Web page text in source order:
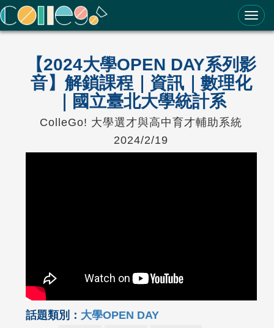
ColleGo! 大學選才與高中育才輔助系統
【2024大學OPEN DAY系列影
音】解鎖課程｜資訊｜數理化
｜國立臺北大學統計系
ColleGo! 大學選才與高中育才輔助系統
2024/2/19
話題類別： 大學OPEN DAY